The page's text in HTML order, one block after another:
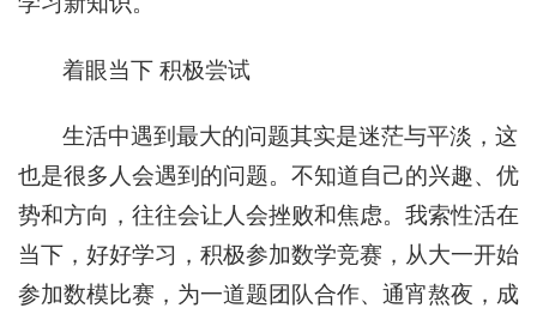
着眼当下 积极尝试
生活中遇到最大的问题其实是迷茫与平淡，这
也是很多人会遇到的问题。不知道自己的兴趣、优
势和方向，往往会让人会挫败和焦虑。我索性活在
当下，好好学习，积极参加数学竞赛，从大一开始
参加数模比赛，为一道题团队合作、通宵熬夜，成